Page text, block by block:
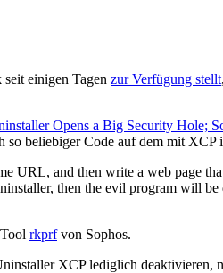
einigen Tagen zur Verfügung stellt
Opens a Big Security Hole;
beliebiger Code auf dem mit XCP
URL, and then write a web page
then the evil program will
rkprfvon Sophos.
XCP lediglich deaktivieren,